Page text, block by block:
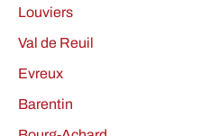
Louviers
Val de Reuil
Evreux
Barentin